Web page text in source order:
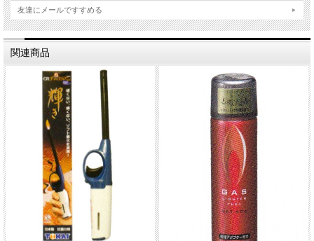
発送の目安：注文確認後、7営業日。
友達にメールですすめる
関連商品